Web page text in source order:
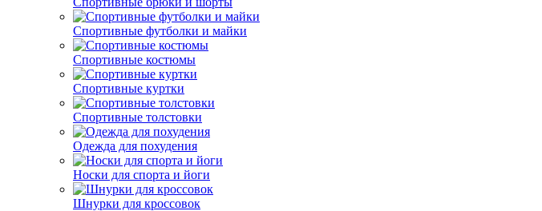
Спортивные футболки и майки
Спортивные костюмы
Спортивные куртки
Спортивные толстовки
Одежда для похудения
Носки для спорта и йоги
Шнурки для кроссовок